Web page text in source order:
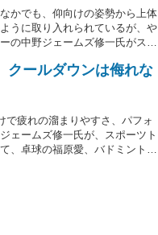
かでも、仰向けの姿勢から上体
うに取り入れられているが、や
の中野ジェームズ修一氏がスポ
ールダウンは侮れな
で疲れの溜まりやすさ、パフォ
ェームズ修一氏が、スポーツト
、卓球の福原愛、バドミントン